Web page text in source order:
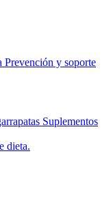
Prevención y soporte
Suplementos
dieta.